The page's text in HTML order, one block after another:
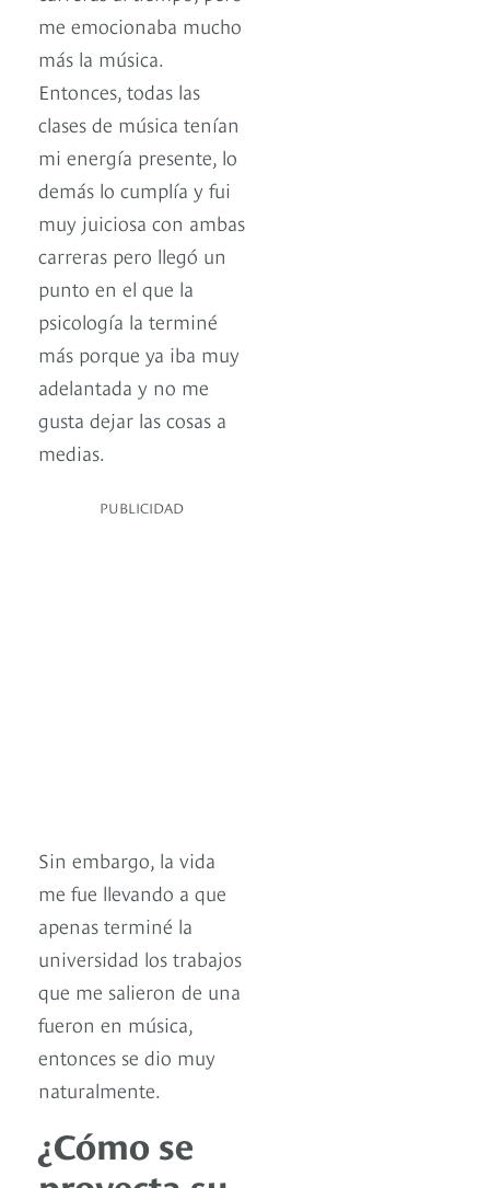
me emocionaba mucho
más la música.
Entonces, todas las
clases de música tenían
mi energía presente, lo
demás lo cumplía y fui
muy juiciosa con ambas
carreras pero llegó un
punto en el que la
psicología la terminé
más porque ya iba muy
adelantada y no me
gusta dejar las cosas a
medias.
PUBLICIDAD
Sin embargo, la vida
me fue llevando a que
apenas terminé la
universidad los trabajos
que me salieron de una
fueron en música,
entonces se dio muy
naturalmente.
¿Cómo se